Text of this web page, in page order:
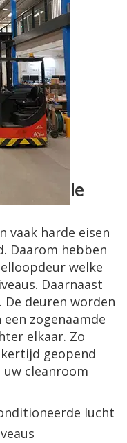
maximale
vaak harde eisen
Daarom hebben
welke
Daarnaast
deuren worden
zogenaamde
elkaar. Zo
geopend
cleanroom
lucht